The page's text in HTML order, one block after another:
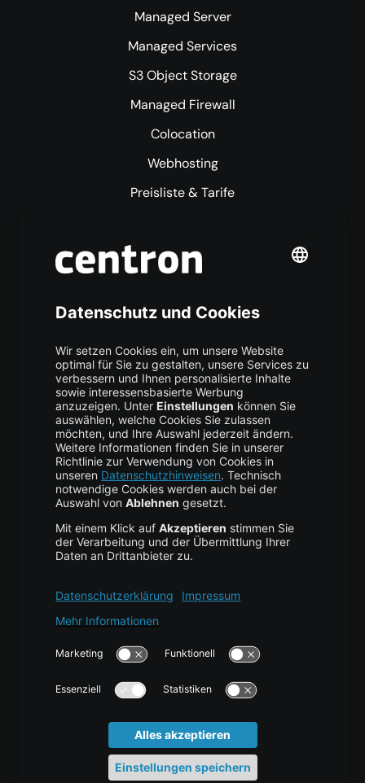
Managed Server
Managed Services
S3 Object Storage
Managed Firewall
Colocation
Webhosting
Preisliste & Tarife
Mehr centron
High Availability
Trust Center
Data Recovery
Backup Service
Business Hosting
Cloud Storage
Cloud Anbieter
Leitfaden & Übersicht
News
Glossar